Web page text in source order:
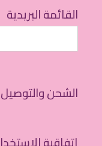
القائمة البريدية
الشحن والتوصيل